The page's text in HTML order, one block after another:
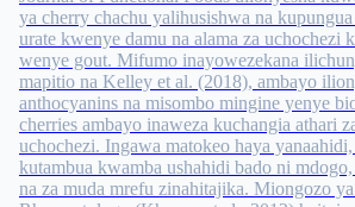
ya cherry chachu yalihusishwa na
urate kwenye damu na alama za uchochezi
wenye gout. Mifumo inayowezekana
mapitio na Kelley et al. (2018), ambayo
anthocyanins na misombo mingine yenye
cherries ambayo inaweza kuchangia athari
uchochezi. Ingawa matokeo haya
kutambua kwamba ushahidi bado ni
na za muda mrefu zinahitajika. Miongozo